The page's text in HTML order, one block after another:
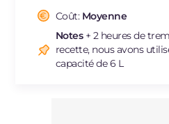
Coût: Moyenne
Notes+ 2 heures de
recette, nous avons
capacité de 6 L